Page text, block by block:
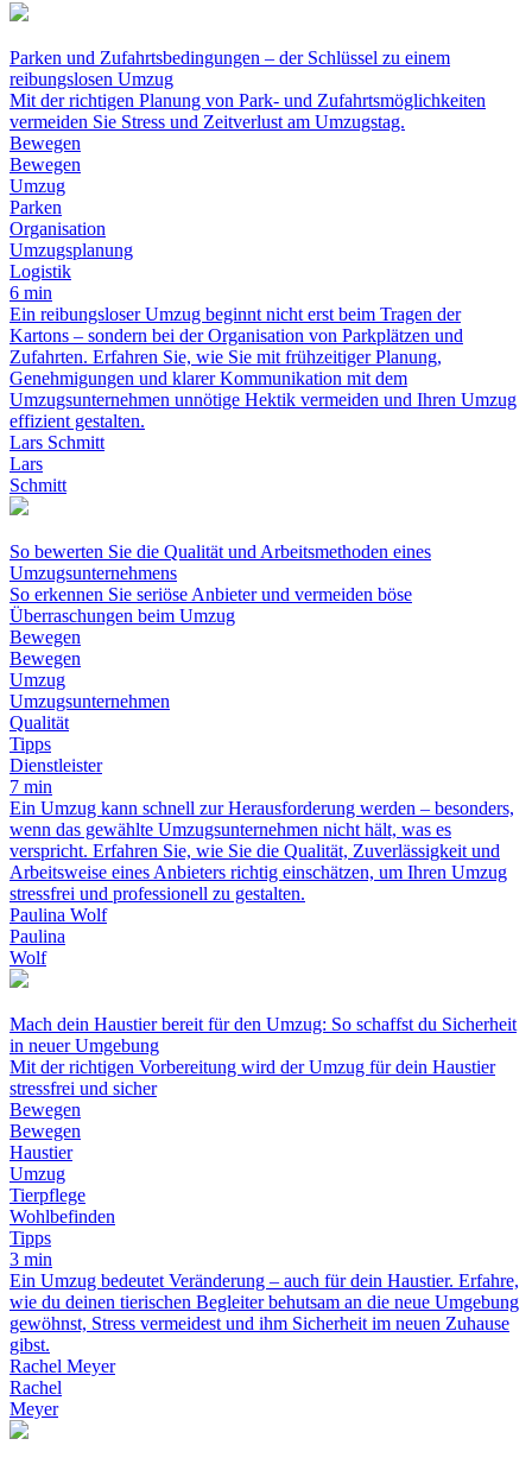
Parken und Zufahrtsbedingungen – der Schlüssel zu einem
reibungslosen Umzug
Mit der richtigen Planung von Park- und Zufahrtsmöglichkeiten
vermeiden Sie Stress und Zeitverlust am Umzugstag.
Bewegen
Bewegen
Umzug
Parken
Organisation
Umzugsplanung
Logistik
6 min
Ein reibungsloser Umzug beginnt nicht erst beim Tragen der
Kartons – sondern bei der Organisation von Parkplätzen und
Zufahrten. Erfahren Sie, wie Sie mit frühzeitiger Planung,
Genehmigungen und klarer Kommunikation mit dem
Umzugsunternehmen unnötige Hektik vermeiden und Ihren Umzug
effizient gestalten.
Lars Schmitt
Lars
Schmitt
So bewerten Sie die Qualität und Arbeitsmethoden eines
Umzugsunternehmens
So erkennen Sie seriöse Anbieter und vermeiden böse
Überraschungen beim Umzug
Bewegen
Bewegen
Umzug
Umzugsunternehmen
Qualität
Tipps
Dienstleister
7 min
Ein Umzug kann schnell zur Herausforderung werden – besonders,
wenn das gewählte Umzugsunternehmen nicht hält, was es
verspricht. Erfahren Sie, wie Sie die Qualität, Zuverlässigkeit und
Arbeitsweise eines Anbieters richtig einschätzen, um Ihren Umzug
stressfrei und professionell zu gestalten.
Paulina Wolf
Paulina
Wolf
Mach dein Haustier bereit für den Umzug: So schaffst du Sicherheit
in neuer Umgebung
Mit der richtigen Vorbereitung wird der Umzug für dein Haustier
stressfrei und sicher
Bewegen
Bewegen
Haustier
Umzug
Tierpflege
Wohlbefinden
Tipps
3 min
Ein Umzug bedeutet Veränderung – auch für dein Haustier. Erfahre,
wie du deinen tierischen Begleiter behutsam an die neue Umgebung
gewöhnst, Stress vermeidest und ihm Sicherheit im neuen Zuhause
gibst.
Rachel Meyer
Rachel
Meyer